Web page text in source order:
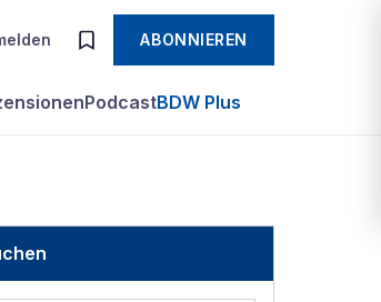
ABONNIEREN
PodcastBDW Plus